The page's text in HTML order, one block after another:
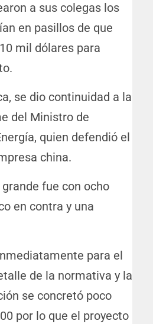
a sus colegas los
en pasillos de que
mil dólares para
se dio continuidad a la
del Ministro de
quien defendió el
china.
fue con ocho
en contra y una
para el
de la normativa y la
se concretó poco
por lo que el proyecto